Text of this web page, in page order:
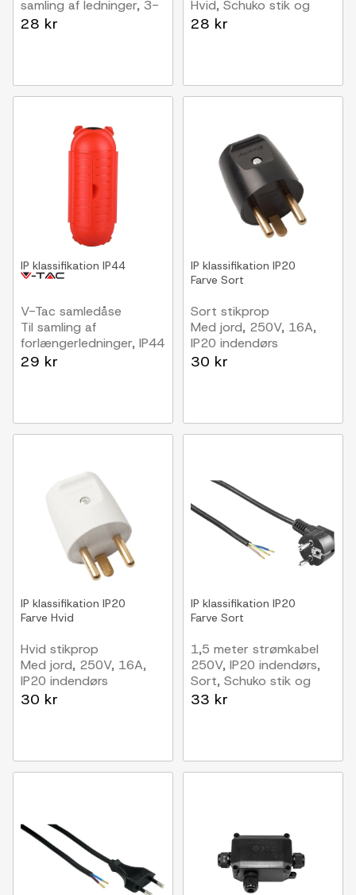
samling af ledninger, 3-
ledet
28 kr
Hvid, Schuko stik og
afisolerede ledninger,
28 kr
IP klassifikation IP44
V-Tac samledåse
Til samling af
forlængerledninger, IP44
vandtæt
29 kr
IP klassifikation IP20
Farve Sort
Sort stikprop
Med jord, 250V, 16A,
IP20 indendørs
30 kr
IP klassifikation IP20
Farve Hvid
Hvid stikprop
Med jord, 250V, 16A,
IP20 indendørs
30 kr
IP klassifikation IP20
Farve Sort
1,5 meter strømkabel
250V, IP20 indendørs,
Sort, Schuko stik og
afisolerede ledninger,
33 kr